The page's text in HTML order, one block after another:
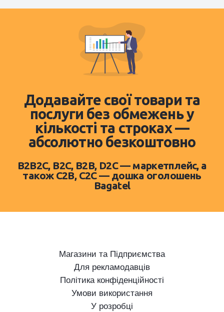
Додавайте свої товари та
послуги без обмежень у
кількості та строках —
абсолютно безкоштовно
B2B2C, B2C, B2B, D2C — маркетплейс, а
також C2B, C2C — дошка оголошень
Bagatel
Магазини та Підприємства
Для рекламодавців
Політика конфіденційності
Умови використання
У розробці